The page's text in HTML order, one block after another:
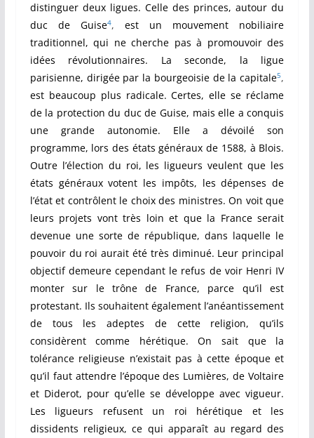
distinguer deux ligues. Celle des princes, autour du
duc de Guise4, est un mouvement nobiliaire
traditionnel, qui ne cherche pas à promouvoir des
idées révolutionnaires. La seconde, la ligue
parisienne, dirigée par la bourgeoisie de la capitale5,
est beaucoup plus radicale. Certes, elle se réclame
de la protection du duc de Guise, mais elle a conquis
une grande autonomie. Elle a dévoilé son
programme, lors des états généraux de 1588, à Blois.
Outre l’élection du roi, les ligueurs veulent que les
états généraux votent les impôts, les dépenses de
l’état et contrôlent le choix des ministres. On voit que
leurs projets vont très loin et que la France serait
devenue une sorte de république, dans laquelle le
pouvoir du roi aurait été très diminué. Leur principal
objectif demeure cependant le refus de voir Henri IV
monter sur le trône de France, parce qu’il est
protestant. Ils souhaitent également l’anéantissement
de tous les adeptes de cette religion, qu’ils
considèrent comme hérétique. On sait que la
tolérance religieuse n’existait pas à cette époque et
qu’il faut attendre l’époque des Lumières, de Voltaire
et Diderot, pour qu’elle se développe avec vigueur.
Les ligueurs refusent un roi hérétique et les
dissidents religieux, ce qui apparaît au regard des